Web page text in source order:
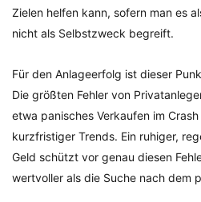
Zielen helfen kann, sofern man es
nicht als Selbstzweck begreift.
Für den Anlageerfolg ist dieser
Die größten Fehler von
etwa panisches Verkaufen im
kurzfristiger Trends. Ein ruhiger,
Geld schützt vor genau diesen
wertvoller als die Suche nach dem